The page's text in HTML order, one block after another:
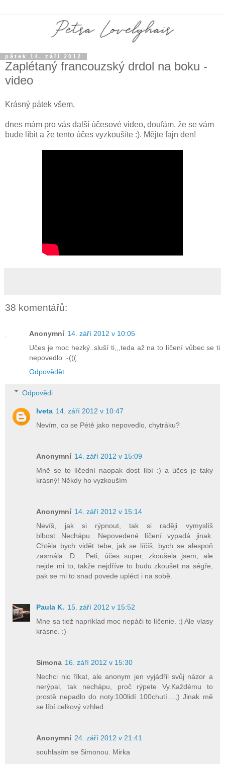
pátek 14. září 2012
Zaplétaný francouzský drdol na boku -
video
Krásný pátek všem,
dnes mám pro vás další účesové video, doufám, že se vám
bude líbit a že tento účes vyzkoušíte :). Mějte fajn den!
38 komentářů:
Anonymní 14. září 2012 v 10:05
Učes je moc hezký..sluší ti,,,teda až na to líčení vůbec se ti
nepovedlo :-(((
Odpovědět
Odpovědi
Iveta 14. září 2012 v 10:47
Nevím, co se Pétě jako nepovedlo, chytráku?
Anonymní 14. září 2012 v 15:09
Mně se to líčední naopak dost líbí :) a účes je taky
krásný! Někdy ho vyzkouším
Anonymní 14. září 2012 v 15:14
Nevíš, jak si rýpnout, tak si raději vymyslíš
blbost...Nechápu. Nepovedené líčení vypadá jinak.
Chtěla bych vidět tebe, jak se líčíš, bych se alespoň
zasmála :D... Peti, účes super, zkoušela jsem, ale
nejde mi to, takže nejdříve to budu zkoušet na ségře,
pak se mi to snad povede upléct i na sobě.
Paula K. 15. září 2012 v 15:52
Mne sa tiež napríklad moc nepáči to líčenie. :) Ale vlasy
krásne. :)
Simona 16. září 2012 v 15:30
Nechci nic říkat, ale anonym jen vyjádřil svůj názor a
nerýpal, tak nechápu, proč rýpete Vy.Každému to
prostě nepadlo do noty.100lidí 100chutí....;) Jinak mě
se líbí celkový vzhled.
Anonymní 24. září 2012 v 21:41
souhlasím se Simonou. Mirka